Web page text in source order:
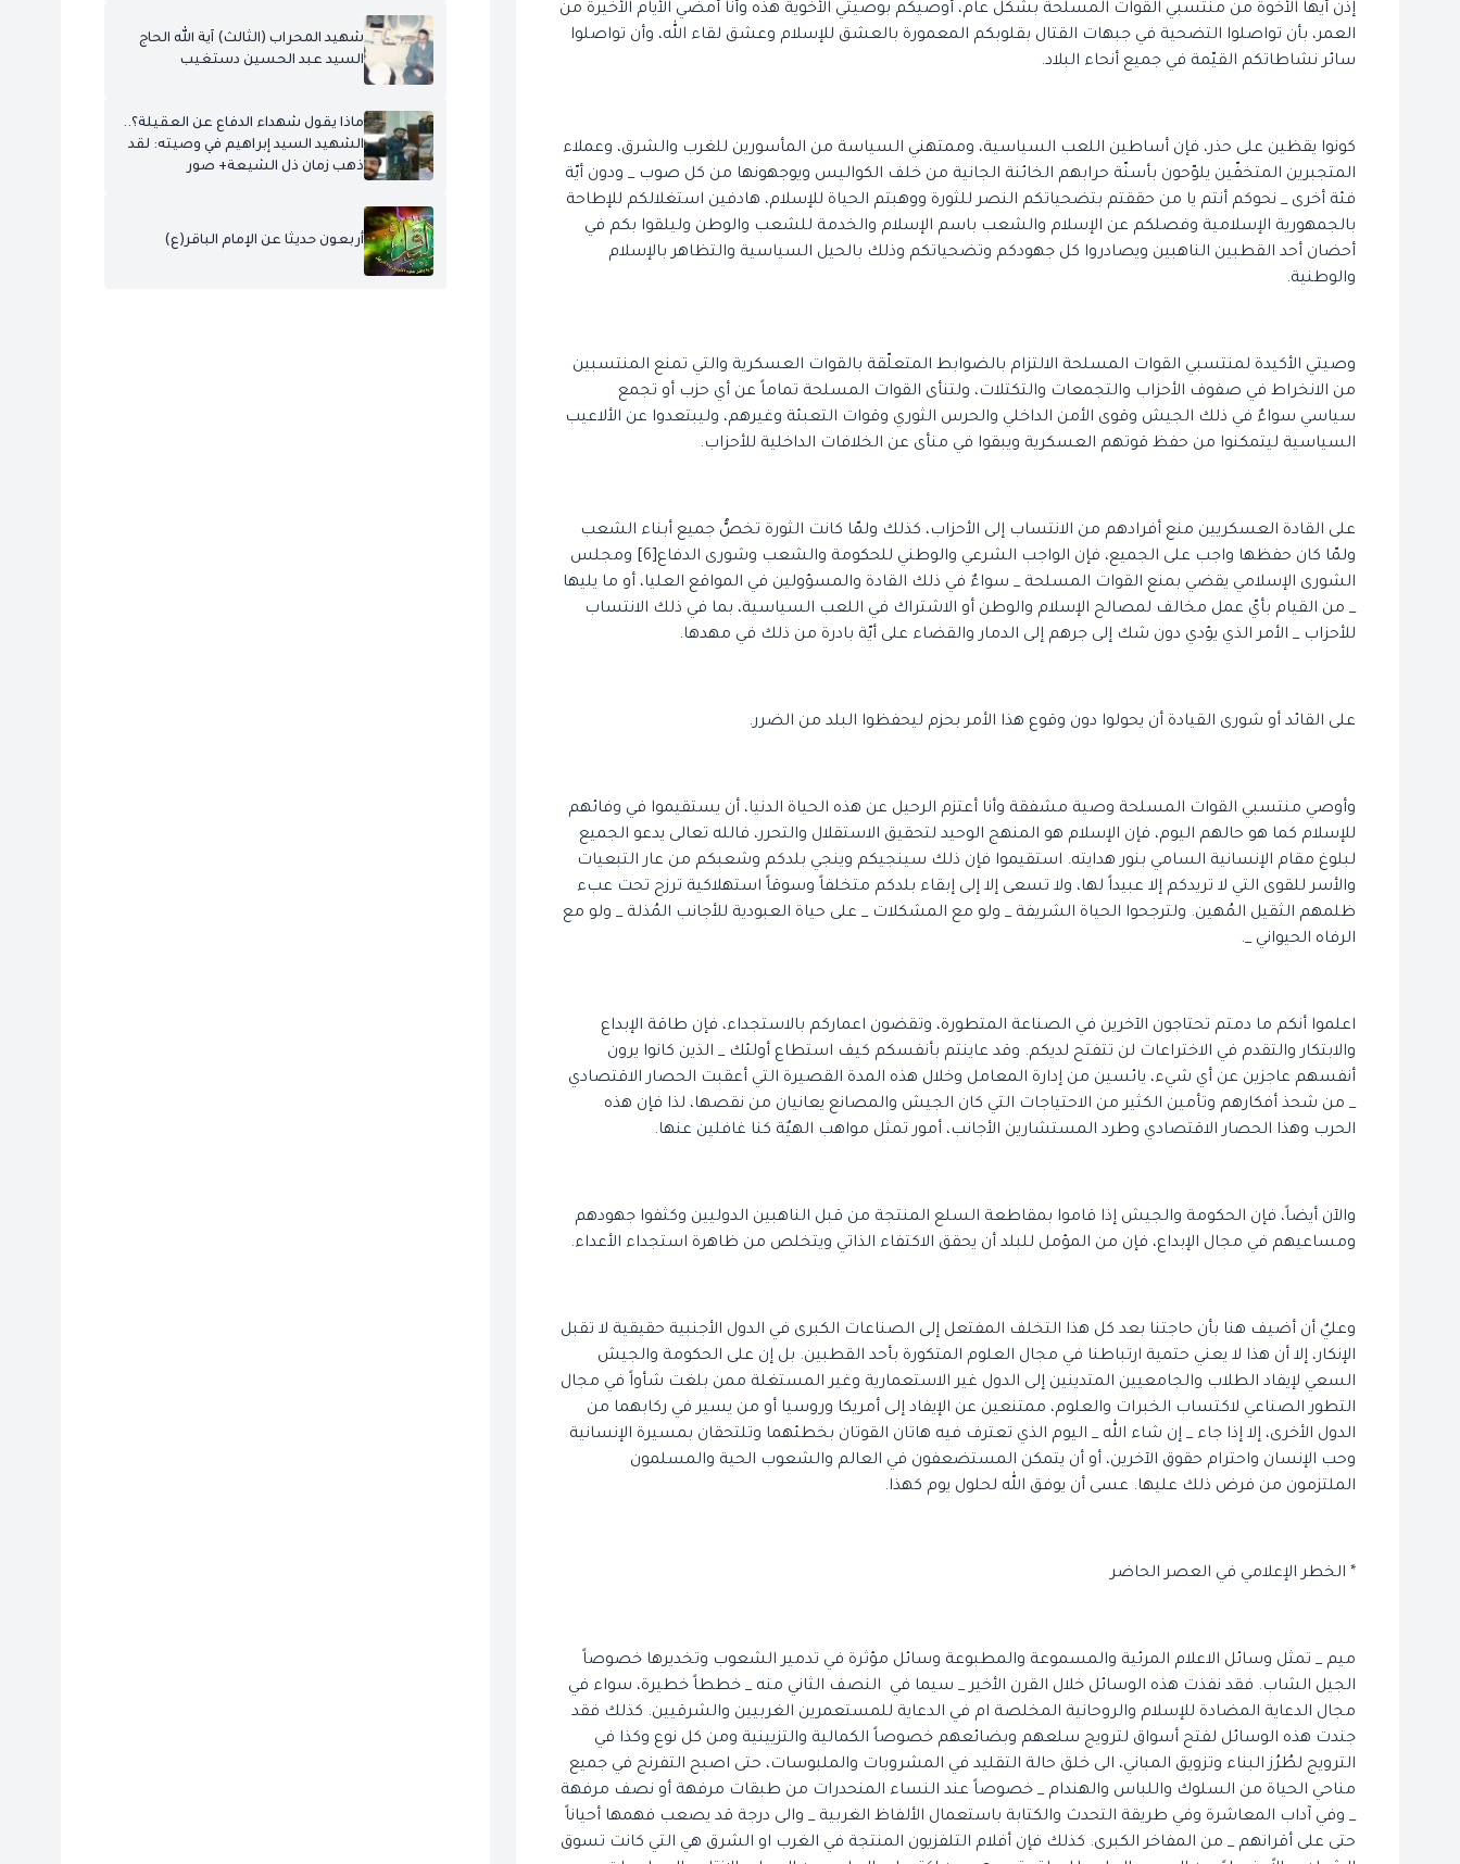
إذن أيها الأخوة من منتسبي القوات المسلحة بشكل عام، أوصيكم بوصيتي الأخوية هذه وأنا أمضي الأيام الأخيرة من
العمر، بأن تواصلوا التضحية في جبهات القتال بقلوبكم المعمورة بالعشق للإسلام وعشق لقاء الله، وأن تواصلوا
سائر نشاطاتكم القيّمة في جميع أنحاء البلاد.
كونوا يقظين على حذر، فإن أساطين اللعب السياسية، وممتهني السياسة من المأسورين للغرب والشرق، وعملاء
المتجبرين المتخفّين يلوّحون بأسنّة حرابهم الخائنة الجانية من خلف الكواليس ويوجهونها من كل صوب _ ودون أيّة
فئة أخرى _ نحوكم أنتم يا من حققتم بتضحياتكم النصر للثورة ووهبتم الحياة للإسلام، هادفين استغلالكم للإطاحة
بالجمهورية الإسلامية وفصلكم عن الإسلام والشعب باسم الإسلام والخدمة للشعب والوطن وليلقوا بكم في
أحضان أحد القطبين الناهبين ويصادروا كل جهودكم وتضحياتكم وذلك بالحيل السياسية والتظاهر بالإسلام
والوطنية.
وصيتي الأكيدة لمنتسبي القوات المسلحة الالتزام بالضوابط المتعلّقة بالقوات العسكرية والتي تمنع المنتسبين
من الانخراط في صفوف الأحزاب والتجمعات والتكتلات، ولتنأى القوات المسلحة تماماً عن أي حزب أو تجمع
سياسي سواءٌ في ذلك الجيش وقوى الأمن الداخلي والحرس الثوري وقوات التعبئة وغيرهم، وليبتعدوا عن الألاعيب
السياسية ليتمكنوا من حفظ قوتهم العسكرية ويبقوا في منأى عن الخلافات الداخلية للأحزاب.
على القادة العسكريين منع أفرادهم من الانتساب إلى الأحزاب، كذلك ولمّا كانت الثورة تخصُّ جميع أبناء الشعب
ولمّا كان حفظها واجب على الجميع، فإن الواجب الشرعي والوطني للحكومة والشعب وشورى الدفاع[6] ومجلس
الشورى الإسلامي يقضي بمنع القوات المسلحة _ سواءٌ في ذلك القادة والمسؤولين في المواقع العليا، أو ما يليها
_ من القيام بأيّ عمل مخالف لمصالح الإسلام والوطن أو الاشتراك في اللعب السياسية، بما في ذلك الانتساب
للأحزاب _ الأمر الذي يؤدي دون شك إلى جرهم إلى الدمار والقضاء على أيّة بادرة من ذلك في مهدها.
على القائد أو شورى القيادة أن يحولوا دون وقوع هذا الأمر بحزم ليحفظوا البلد من الضرر.
وأوصي منتسبي القوات المسلحة وصية مشفقة وأنا أعتزم الرحيل عن هذه الحياة الدنيا، أن يستقيموا في وفائهم
للإسلام كما هو حالهم اليوم، فإن الإسلام هو المنهج الوحيد لتحقيق الاستقلال والتحرر، فالله تعالى يدعو الجميع
لبلوغ مقام الإنسانية السامي بنور هدايته. استقيموا فإن ذلك سينجيكم وينجي بلدكم وشعبكم من عار التبعيات
والأسر للقوى التي لا تريدكم إلا عبيداً لها، ولا تسعى إلا إلى إبقاء بلدكم متخلفاً وسوقاً استهلاكية ترزح تحت عبء
ظلمهم الثقيل المُهين. ولترجحوا الحياة الشريفة _ ولو مع المشكلات _ على حياة العبودية للأجانب المُذلة _ ولو مع
الرفاه الحيواني _.
اعلموا أنكم ما دمتم تحتاجون الآخرين في الصناعة المتطورة، وتقضون اعماركم بالاستجداء، فإن طاقة الإبداع
والابتكار والتقدم في الاختراعات لن تتفتح لديكم. وقد عاينتم بأنفسكم كيف استطاع أولئك _ الذين كانوا يرون
أنفسهم عاجزين عن أي شيء، يائسين من إدارة المعامل وخلال هذه المدة القصيرة التي أعقبت الحصار الاقتصادي
_ من شحذ أفكارهم وتأمين الكثير من الاحتياجات التي كان الجيش والمصانع يعانيان من نقصها، لذا فإن هذه
الحرب وهذا الحصار الاقتصادي وطرد المستشارين الأجانب، أمور تمثل مواهب الهيٌة كنا غافلين عنها.
والآن أيضاً، فإن الحكومة والجيش إذا قاموا بمقاطعة السلع المنتجة من قبل الناهبين الدوليين وكثفوا جهودهم
ومساعيهم في مجال الإبداع، فإن من المؤمل للبلد أن يحقق الاكتفاء الذاتي ويتخلص من ظاهرة استجداء الأعداء.
وعليٌ أن أضيف هنا بأن حاجتنا بعد كل هذا التخلف المفتعل إلى الصناعات الكبرى في الدول الأجنبية حقيقية لا تقبل
الإنكار، إلا أن هذا لا يعني حتمية ارتباطنا في مجال العلوم المتكورة بأحد القطبين. بل إن على الحكومة والجيش
السعي لإيفاد الطلاب والجامعيين المتدينين إلى الدول غير الاستعمارية وغير المستغلة ممن بلغت شأواً في مجال
التطور الصناعي لاكتساب الخبرات والعلوم، ممتنعين عن الإيفاد إلى أمريكا وروسيا أو من يسير في ركابهما من
الدول الأخرى، إلا إذا جاء _ إن شاء الله _ اليوم الذي تعترف فيه هاتان القوتان بخطئهما وتلتحقان بمسيرة الإنسانية
وحب الإنسان واحترام حقوق الآخرين، أو أن يتمكن المستضعفون في العالم والشعوب الحية والمسلمون
الملتزمون من فرض ذلك عليها. عسى أن يوفق الله لحلول يوم كهذا.
* الخطر الإعلامي في العصر الحاضر
ميم _ تمثل وسائل الاعلام المرئية والمسموعة والمطبوعة وسائل مؤثرة في تدمير الشعوب وتخديرها خصوصاً
الجيل الشاب. فقد نفذت هذه الوسائل خلال القرن الأخير _ سيما في النصف الثاني منه _ خططاً خطيرة، سواء في
مجال الدعاية المضادة للإسلام والروحانية المخلصة ام في الدعاية للمستعمرين الغربيين والشرقيين. كذلك فقد
جندت هذه الوسائل لفتح أسواق لترويج سلعهم وبضائعهم خصوصاً الكمالية والتزيينية ومن كل نوع وكذا في
الترويج لطُرُز البناء وتزويق المباني، الى خلق حالة التقليد في المشروبات والملبوسات، حتى اصبح التفرنج في جميع
مناحي الحياة من السلوك واللباس والهندام _ خصوصاً عند النساء المنحدرات من طبقات مرفهة أو نصف مرفهة
_ وفي آداب المعاشرة وفي طريقة التحدث والكتابة باستعمال الألفاظ الغربية _ والى درجة قد يصعب فهمها أحياناً
حتى على أقرانهم _ من المفاخر الكبرى. كذلك فإن أفلام التلفزيون المنتجة في الغرب او الشرق هي التي كانت تسوق
شهيد المحراب (الثالث) آية الله الحاج
السيد عبد الحسين دستغيب
ماذا يقول شهداء الدفاع عن العقيلة؟..
الشهيد السيد إبراهيم في وصيته: لقد
ذهب زمان ذل الشيعة+ صور
أربعون حديثا عن الإمام الباقر(ع)